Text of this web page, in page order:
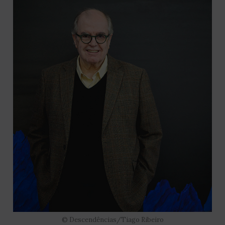
© Descendências/Tiago Ribeiro